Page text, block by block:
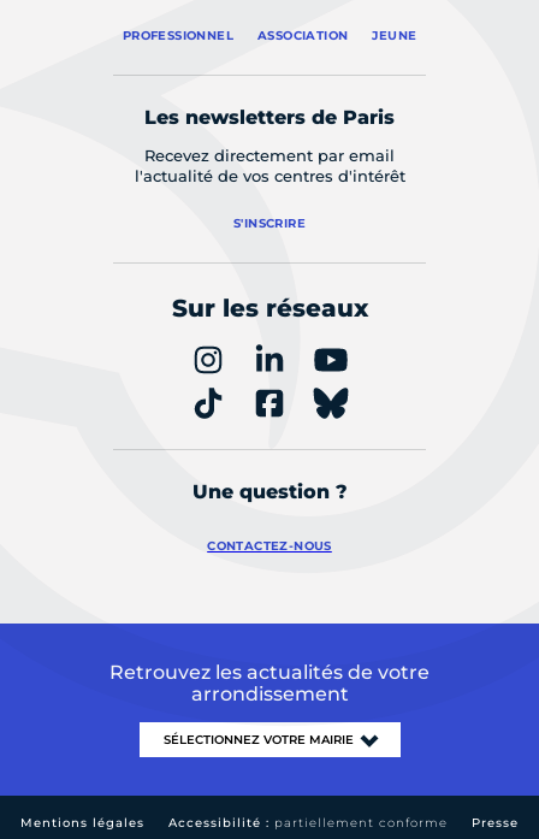
PROFESSIONNEL ASSOCIATION JEUNE
Les newsletters de Paris
Recevez directement par email
l'actualité de vos centres d'intérêt
S'INSCRIRE
Sur les réseaux
Une question ?
CONTACTEZ-NOUS
Retrouvez les actualités de votre
arrondissement
Mentions légales Accessibilité : partiellement conforme Presse